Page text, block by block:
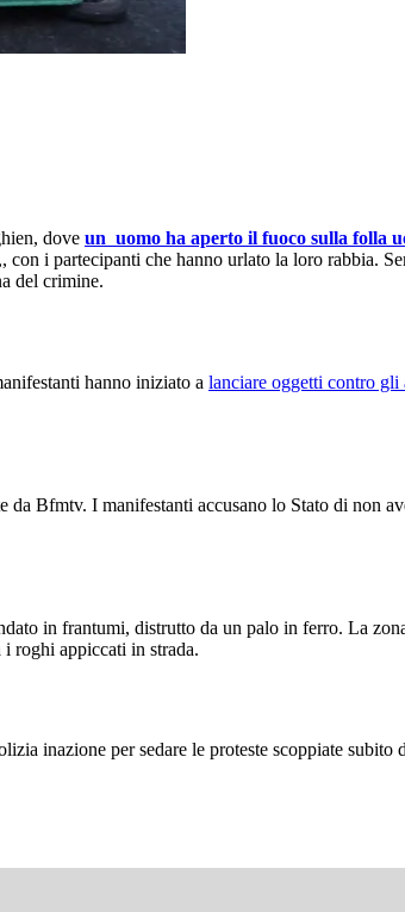
dove un uomo ha aperto il fuoco sulla folla
i partecipanti che hanno urlato la loro rabbia.
del crimine.
hanno iniziato a lanciare oggetti contro gli
Bfmtv. I manifestanti accusano lo Stato di non
in frantumi, distrutto da un palo in ferro. La
roghi appiccati in strada.
inazione per sedare le proteste scoppiate